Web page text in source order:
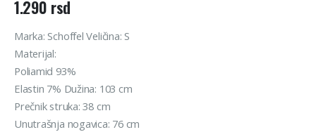
1.290 rsd
Marka: Schoffel Veličina: S
Materijal:
Poliamid 93%
Elastin 7% Dužina: 103 cm
Prečnik struka: 38 cm
Unutrašnja nogavica: 76 cm